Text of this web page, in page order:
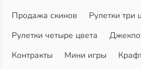
Продажа скинов
Рулетки три
Рулетки четыре цвета
Контракты
Мини игры